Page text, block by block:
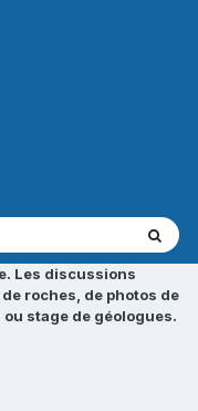
Les discussions
roches, de photos de
stage de géologues.